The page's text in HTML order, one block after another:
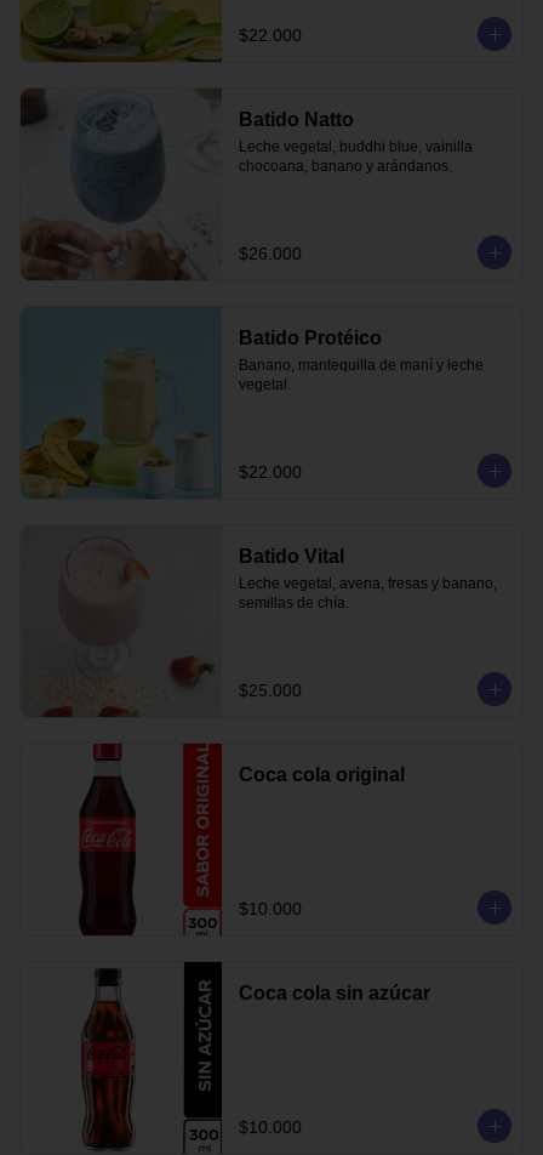
$22.000
Batido Natto
Leche vegetal, buddhi blue, vainilla
chocoana, banano y arándanos.
$26.000
Batido Protéico
Banano, mantequilla de maní y leche
vegetal.
$22.000
Batido Vital
Leche vegetal, avena, fresas y banano,
semillas de chía.
$25.000
Coca cola original
$10.000
Coca cola sin azúcar
$10.000